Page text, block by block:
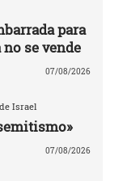
para
se vende
07/08/2026
Israel
07/08/2026